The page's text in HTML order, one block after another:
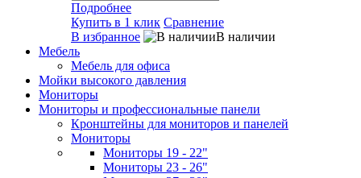
Подробнее
Купить в 1 клик Сравнение
В избранное
В наличии
Мебель
Мебель для офиса
Мойки высокого давления
Мониторы
Мониторы и профессиональные панели
Кронштейны для мониторов и панелей
Мониторы
Мониторы 19 - 22"
Мониторы 23 - 26"